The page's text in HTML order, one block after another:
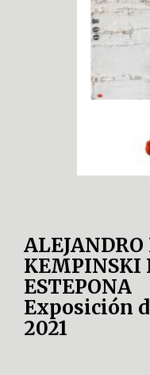
KEMPINSKI
ESTEPONA
Exposición
2021